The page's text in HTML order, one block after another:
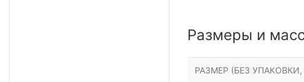
Размеры и
РАЗМЕР (БЕЗ